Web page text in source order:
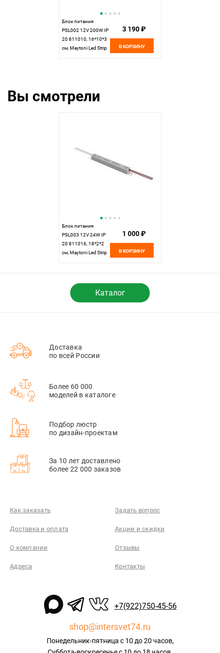
Блок питания
PSL002 12V 200W IP
20 811010, 16*10*3
см, Maytoni Led Strip
3 190 ₽
В КОРЗИНУ
Вы смотрели
Блок питания
PSL003 12V 24W IP
20 811016, 18*2*2
см, Maytoni Led Strip
1 000 ₽
В КОРЗИНУ
Каталог
Доставка
по всей России
Более 60 000
моделей в каталоге
Подбор люстр
по дизайн-проектам
За 10 лет доставлено
более 22 000 заказов
Как заказать Задать вопрос
Доставка и оплата Акции и скидки
О компании Отзывы
Адреса Контакты
+7(922)750-45-56
shop@intersvet74.ru
Понедельник-пятница с 10 до 20 часов,